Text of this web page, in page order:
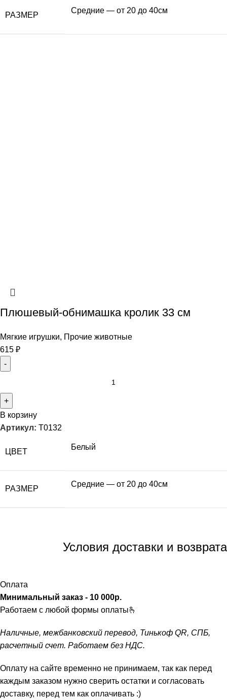
РАЗМЕР
Средние — от 20 до 40см
Плюшевый-обнимашка кролик 33 см
Мягкие игрушки, Прочие животные
615 ₽
В корзину
Артикул: T0132
ЦВЕТ
Белый
РАЗМЕР
Средние — от 20 до 40см
Условия доставки и возврата
Оплата
Минимальный заказ - 10 000р.
Работаем с любой формы оплаты🫰
Наличные, межбанковский перевод, Тинькоф QR, СПБ,
расчетный счет. Работаем без НДС.
Оплату на сайте временно не принимаем, так как перед
каждым заказом нужно сверить остатки и согласовать
доставку, перед тем как оплачивать :)